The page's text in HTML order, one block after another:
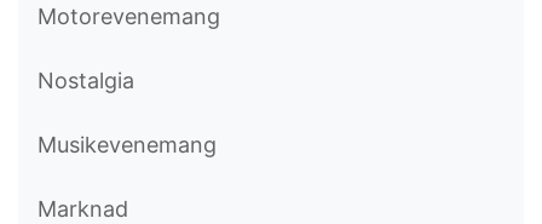
Motorevenemang
Nostalgia
Musikevenemang
Marknad